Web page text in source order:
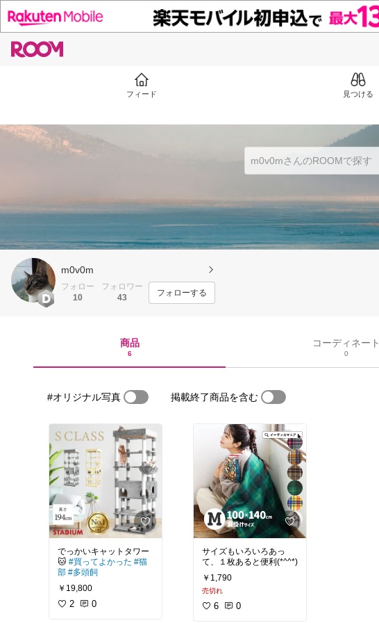
フィード 見つける
m0v0m
フォロー
10
フォロワー
43
フォローする
商品
6
コーディネート
0
#オリジナル写真 掲載終了商品を含む
でっかいキャットタワー
🐱 #買ってよかった #猫
部 #多頭飼
￥19,800
2 0
サイズもいろいろあっ
て、１枚あると便利(*^^*)
￥1,790
売切れ
6 0